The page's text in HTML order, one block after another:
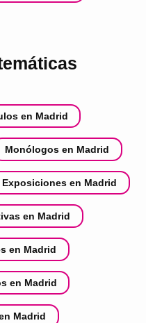
en Madrid
Monólogos en Madrid
Exposiciones en Madrid
en Madrid
en Madrid
en Madrid
Madrid